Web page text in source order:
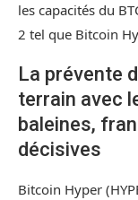
les capacités du
2 tel que Bitcoin
La prévente
terrain avec
baleines,
décisives
Bitcoin Hyper